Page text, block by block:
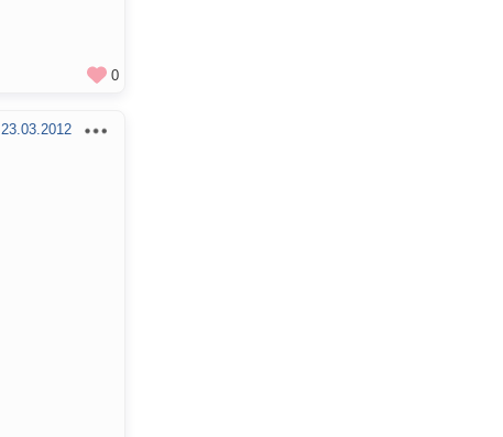
0
23.03.2012